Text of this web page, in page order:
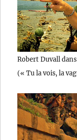
Robert Duvall dans
(« Tu la vois, la